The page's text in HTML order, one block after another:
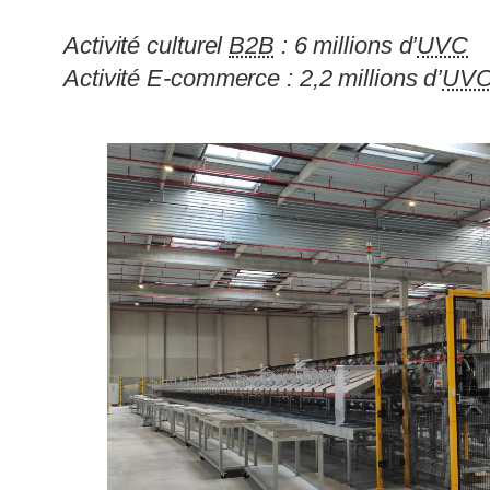
Activité culturel B2B : 6 millions d’UVC
Activité E-commerce : 2,2 millions d’